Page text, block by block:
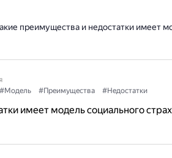
преимущества и недостатки имеет
#Модель #Преимущества #Недостатки
имеет модель социального